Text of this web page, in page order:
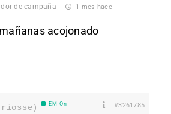
de campaña 1 mes hace
acojonado
EM On #3261785